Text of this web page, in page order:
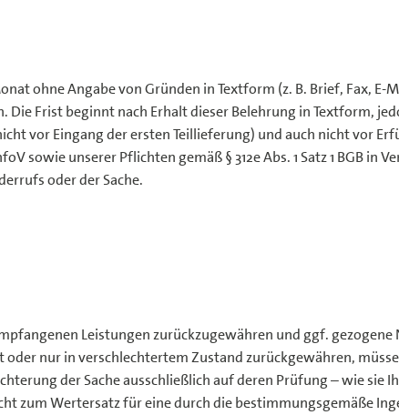
ohne Angabe von Gründen in Textform (z. B. Brief, Fax, E-
Frist beginnt nach Erhalt dieser Belehrung in Textform,
vor Eingang der ersten Teillieferung) und auch nicht vor
sowie unserer Pflichten gemäß § 312e Abs. 1 Satz 1 BGB in
oder der Sache.
Leistungen zurückzugewähren und ggf. gezogene
nur in verschlechtertem Zustand zurückgewähren,
der Sache ausschließlich auf deren Prüfung – wie sie
zum Wertersatz für eine durch die bestimmungsgemäße